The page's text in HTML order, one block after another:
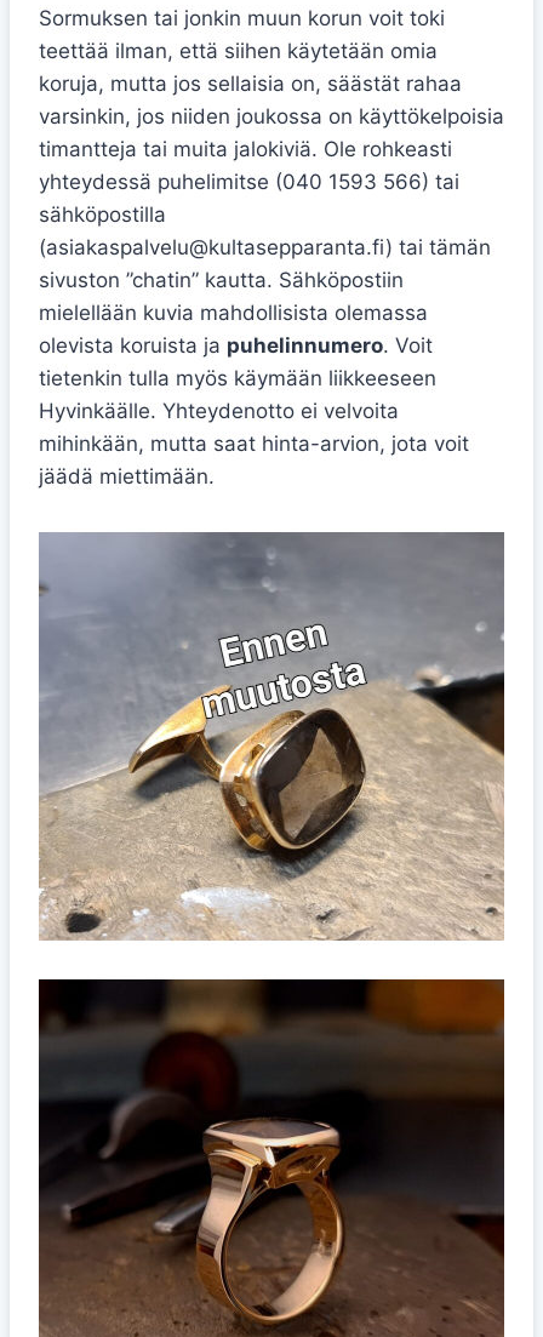
Sormuksen tai jonkin muun korun voit toki
teettää ilman, että siihen käytetään omia
koruja, mutta jos sellaisia on, säästät rahaa
varsinkin, jos niiden joukossa on käyttökelpoisia
timantteja tai muita jalokiviä. Ole rohkeasti
yhteydessä puhelimitse (040 1593 566) tai
sähköpostilla
(asiakaspalvelu@kultasepparanta.fi) tai tämän
sivuston ”chatin” kautta. Sähköpostiin
mielellään kuvia mahdollisista olemassa
olevista koruista ja puhelinnumero. Voit
tietenkin tulla myös käymään liikkeeseen
Hyvinkäälle. Yhteydenotto ei velvoita
mihinkään, mutta saat hinta-arvion, jota voit
jäädä miettimään.